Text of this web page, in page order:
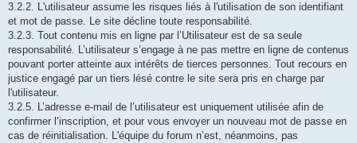
3.2.2. L'utilisateur assume les risques liés à l'utilisation de son identifiant
et mot de passe. Le site décline toute responsabilité.
3.2.3. Tout contenu mis en ligne par l’Utilisateur est de sa seule
responsabilité. L’utilisateur s’engage à ne pas mettre en ligne de contenus
pouvant porter atteinte aux intérêts de tierces personnes. Tout recours en
justice engagé par un tiers lésé contre le site sera pris en charge par
l'utilisateur.
3.2.5. L’adresse e-mail de l’utilisateur est uniquement utilisée afin de
confirmer l’inscription, et pour vous envoyer un nouveau mot de passe en
cas de réinitialisation. L'équipe du forum n’est, néanmoins, pas